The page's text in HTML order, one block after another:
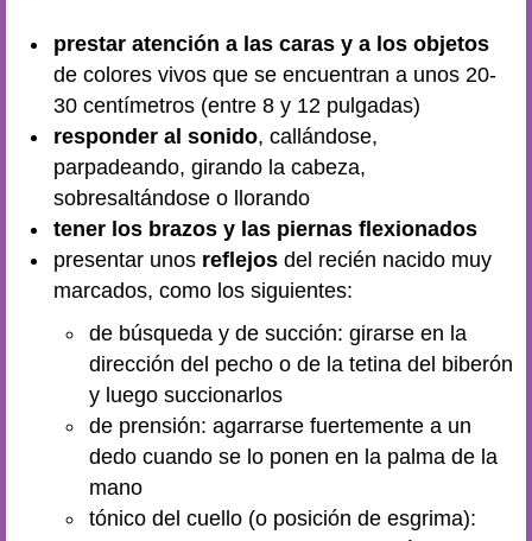
prestar atención a las caras y a los objetos
de colores vivos que se encuentran a unos 20-
30 centímetros (entre 8 y 12 pulgadas)
responder al sonido, callándose,
parpadeando, girando la cabeza,
sobresaltándose o llorando
tener los brazos y las piernas flexionados
presentar unos reflejos del recién nacido muy
marcados, como los siguientes:
de búsqueda y de succión: girarse en la
dirección del pecho o de la tetina del biberón
y luego succionarlos
de prensión: agarrarse fuertemente a un
dedo cuando se lo ponen en la palma de la
mano
tónico del cuello (o posición de esgrima):